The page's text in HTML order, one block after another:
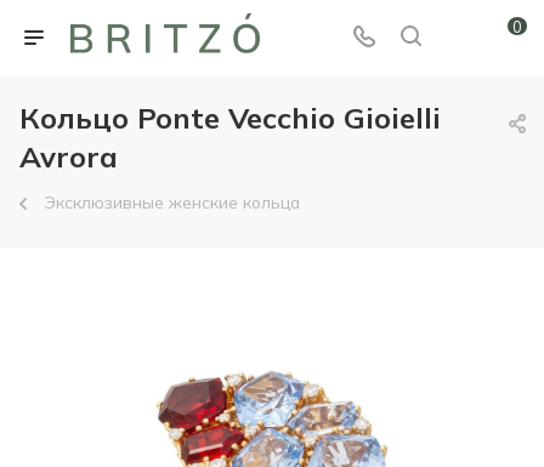
0
Кольцо Ponte Vecchio Gioielli
Avrora
Эксклюзивные женские кольца